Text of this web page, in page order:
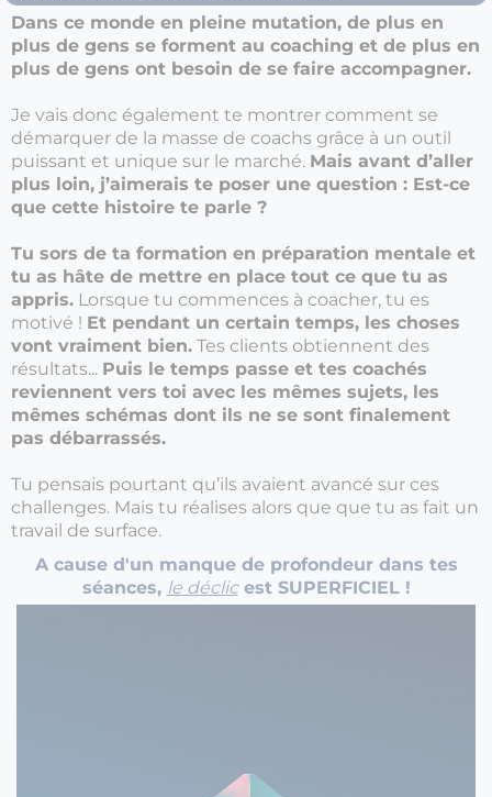
Dans ce monde en pleine mutation, de plus en
plus de gens se forment au coaching et de plus en
plus de gens ont besoin de se faire accompagner.
Je vais donc également te montrer comment se
démarquer de la masse de coachs grâce à un outil
puissant et unique sur le marché. Mais avant d’aller
plus loin, j’aimerais te poser une question : Est-ce
que cette histoire te parle ?
Tu sors de ta formation en préparation mentale et
tu as hâte de mettre en place tout ce que tu as
appris. Lorsque tu commences à coacher, tu es
motivé ! Et pendant un certain temps, les choses
vont vraiment bien. Tes clients obtiennent des
résultats... Puis le temps passe et tes coachés
reviennent vers toi avec les mêmes sujets, les
mêmes schémas dont ils ne se sont finalement
pas débarrassés.
Tu pensais pourtant qu’ils avaient avancé sur ces
challenges. Mais tu réalises alors que que tu as fait un
travail de surface.
A cause d'un manque de profondeur dans tes
séances, le déclicest SUPERFICIEL !